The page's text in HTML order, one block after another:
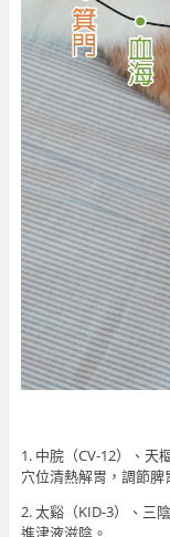
1. 中脘（CV-12）、天
穴位清熱解胃，調節脾
2. 太谿（KID-3）、三
進津液滋陰。